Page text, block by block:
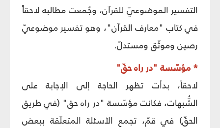
التفسير الموضوعيّ للقرآن، وجُمعت مطالبه لاحقاً
في كتاب "معارف القرآن"، وهو تفسير موضوعيّ
رصين وموثّق ومستدلّ.
* مؤسّسة "در راه حقّ"
لاحقاً، بدأت تظهر الحاجة إلى الإجابة على
الشُّبهات، فكانت مؤسّسة "در راه حق" (في طريق
الحقّ) في قمّ، تجمع الأسئلة المتعلّقة ببعض